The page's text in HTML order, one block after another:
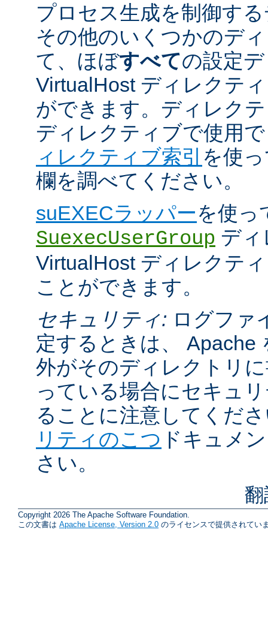
プロセス生成を制御す
その他のいくつかのデ
て、ほぼすべての設定
VirtualHost ディレクテ
ができます。ディレク
ディレクティブで使用
ィレクティブ索引 を使
欄を調べてください。
suEXECラッパーを使っ
SuexecUserGroup デ
VirtualHost ディレクテ
ことができます。
セキュリティ: ログファ
定するときは、 Apache
外がそのディレクトリ
っている場合にセキュ
ることに注意してくだ
リティのこつ ドキュメ
さい。
Copyright 2026 The Apache Software Foundation.
この文書は Apache License, Version 2.0 のライセンスで提供されてい